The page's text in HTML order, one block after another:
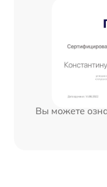
Вы можете